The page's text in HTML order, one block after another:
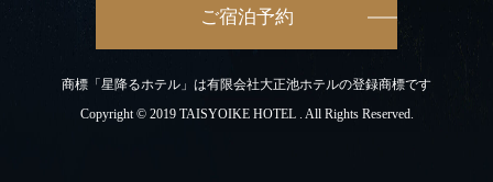
ご宿泊予約
商標「星降るホテル」は有限会社大正池ホテルの登録商標です
Copyright © 2019 TAISYOIKE HOTEL . All Rights Reserved.